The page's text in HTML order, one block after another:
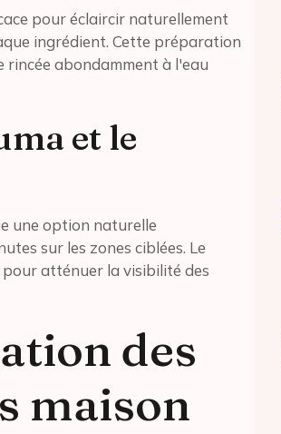
pour éclaircir naturellement
ingrédient. Cette préparation
abondamment à l'eau
et le
une option naturelle
sur les zones ciblées. Le
atténuer la visibilité des
des
maison